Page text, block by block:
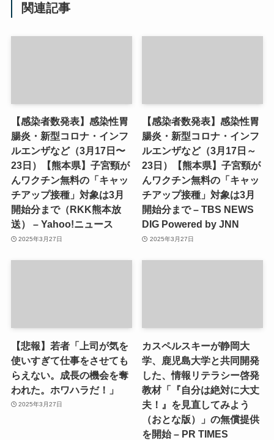
関連記事
【感染者数発表】感染性胃
腸炎・新型コロナ・インフ
ルエンザなど（3月17日〜
23日）【熊本県】子宮頸が
んワクチン無料の「キャッ
チアップ接種」対象は3月
開始分まで（RKK熊本放
送） – Yahoo!ニュース
2025年3月27日
【感染者数発表】感染性胃
腸炎・新型コロナ・インフ
ルエンザなど（3月17日～
23日）【熊本県】子宮頸が
んワクチン無料の「キャッ
チアップ接種」対象は3月
開始分まで – TBS NEWS
DIG Powered by JNN
2025年3月27日
【悲報】若者「上司が気を
使いすぎて仕事をさせても
らえない。成長の機会を奪
われた。ホワハラだ！」
2025年3月27日
カスペルスキーが静岡大
学、鹿児島大学と共同開発
した、情報リテラシー啓発
教材「『自分は絶対に大丈
夫！』を見直してみよう
（おとな版）」の無償提供
を開始 – PR TIMES